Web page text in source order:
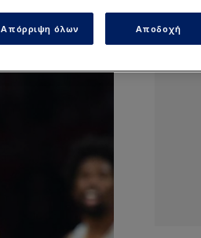
Απόρριψη όλων Αποδοχή